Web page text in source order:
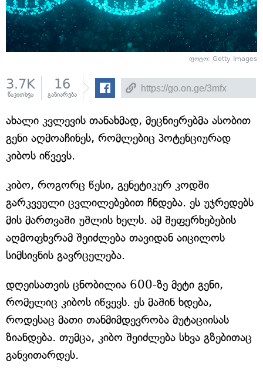
ფოტო: Getty Images
3.7K
წაკითხვა
16
გაზიარება
ახალი კვლევის თანახმად, მეცნიერებმა ასობით
გენი აღმოაჩინეს, რომლებიც პოტენციურად
კიბოს იწვევს.
კიბო, როგორც წესი, გენეტიკურ კოდში
გარკვეული ცვლილებებით ჩნდება. ეს უჯრედებს
მის მართვაში უშლის ხელს. ამ შეფერხებების
აღმოფხვრამ შეიძლება თავიდან აიცილოს
სიმსივნის გავრცელება.
დღეისათვის ცნობილია 600-ზე მეტი გენი,
რომელიც კიბოს იწვევს. ეს მაშინ ხდება,
როდესაც მათი თანმიმდევრობა მუტაციისას
ზიანდება. თუმცა, კიბო შეიძლება სხვა გზებითაც
განვითარდეს.